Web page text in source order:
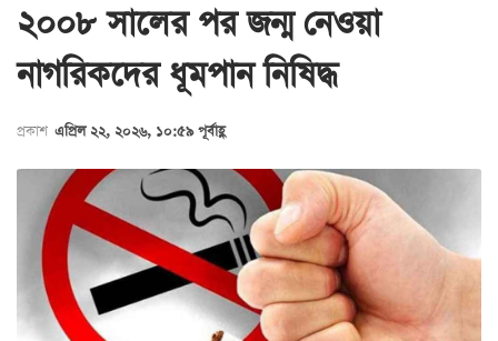
২০০৮ সালের পর জন্ম নেওয়া
নাগরিকদের ধূমপান নিষিদ্ধ
প্রকাশ এপ্রিল ২২, ২০২৬, ১০:৫৯ পূর্বাহ্ণ